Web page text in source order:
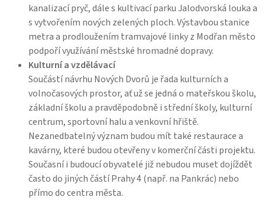
kanalizací pryč, dále s kultivací parku Jalodvorská louka a
s vytvořením nových zelených ploch. Výstavbou stanice
metra a prodloužením tramvajové linky z Modřan město
podpoří využívání městské hromadné dopravy.
Kulturní a vzdělávací
Součástí návrhu Nových Dvorů je řada kulturních a
volnočasových prostor, ať už se jedná o mateřskou školu,
základní školu a pravděpodobně i střední školy, kulturní
centrum, sportovní halu a venkovní hřiště.
Nezanedbatelný význam budou mít také restaurace a
kavárny, které budou otevřeny v komerční části projektu.
Současní i budoucí obyvatelé již nebudou muset dojíždět
často do jiných částí Prahy 4 (např. na Pankrác) nebo
přímo do centra města.